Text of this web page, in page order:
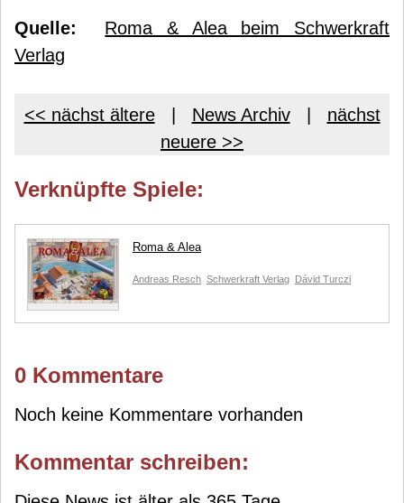
Quelle:
Roma & Alea beim Schwerkraft
Verlag
<< nächst ältere| News Archiv| nächst
neuere >>
Verknüpfte Spiele:
Roma & Alea
Andreas Resch Schwerkraft Verlag Dávid Turczi
0 Kommentare
Noch keine Kommentare vorhanden
Kommentar schreiben: